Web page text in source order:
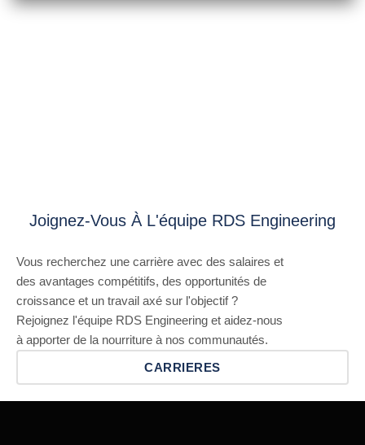
Joignez-Vous À L'équipe RDS Engineering
Vous recherchez une carrière avec des salaires et
des avantages compétitifs, des opportunités de
croissance et un travail axé sur l'objectif ?
Rejoignez l'équipe RDS Engineering et aidez-nous
à apporter de la nourriture à nos communautés.
CARRIERES